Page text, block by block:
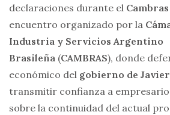
declaraciones durante el
encuentro organizado por la
Industria y Servicios Argentino
Brasileña (CAMBRAS), donde
económico del gobierno de
transmitir confianza a
sobre la continuidad del actual